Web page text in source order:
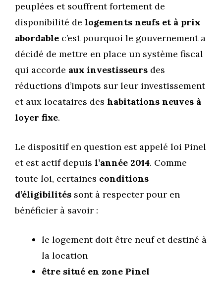
peuplées et souffrent fortement de
disponibilité de logements neufs et à prix
abordable c’est pourquoi le gouvernement a
décidé de mettre en place un système fiscal
qui accorde aux investisseurs des
réductions d’impots sur leur investissement
et aux locataires des habitations neuves à
loyer fixe.
Le dispositif en question est appelé loi Pinel
et est actif depuis l’année 2014. Comme
toute loi, certaines conditions
d’éligibilités sont à respecter pour en
bénéficier à savoir :
le logement doit être neuf et destiné à
la location
être situé en zone Pinel